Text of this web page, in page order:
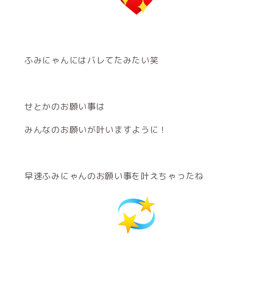
ふみにゃんにはバレてたみたい笑
せとかのお願い事は
みんなのお願いが叶いますように！
早速ふみにゃんのお願い事を叶えちゃったね